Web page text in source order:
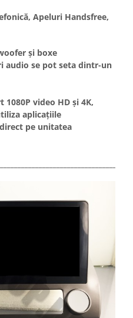
Apeluri Handsfree,
și boxe
audio se pot seta dintr-un
1080P video HD și 4K,
aplicațiile
pe unitatea